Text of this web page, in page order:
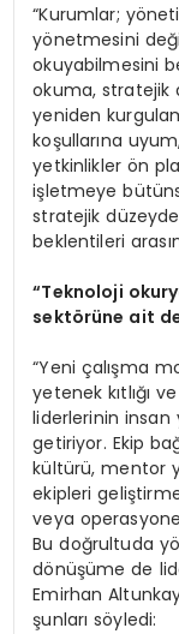
“Kurumlar;
yönetmesini
okuyabilmesini
okuma, stratejik
yeniden
koşullarına
yetkinlikler ön
işletmeye
stratejik
beklentileri
“Teknoloji
sektörüne ait
“Yeni çalışma
yetenek kıtlığı
liderlerinin
getiriyor. Ekip
kültürü, mentor
ekipleri
veya
Bu doğrultuda
dönüşüme de
Emirhan
şunları söyledi: